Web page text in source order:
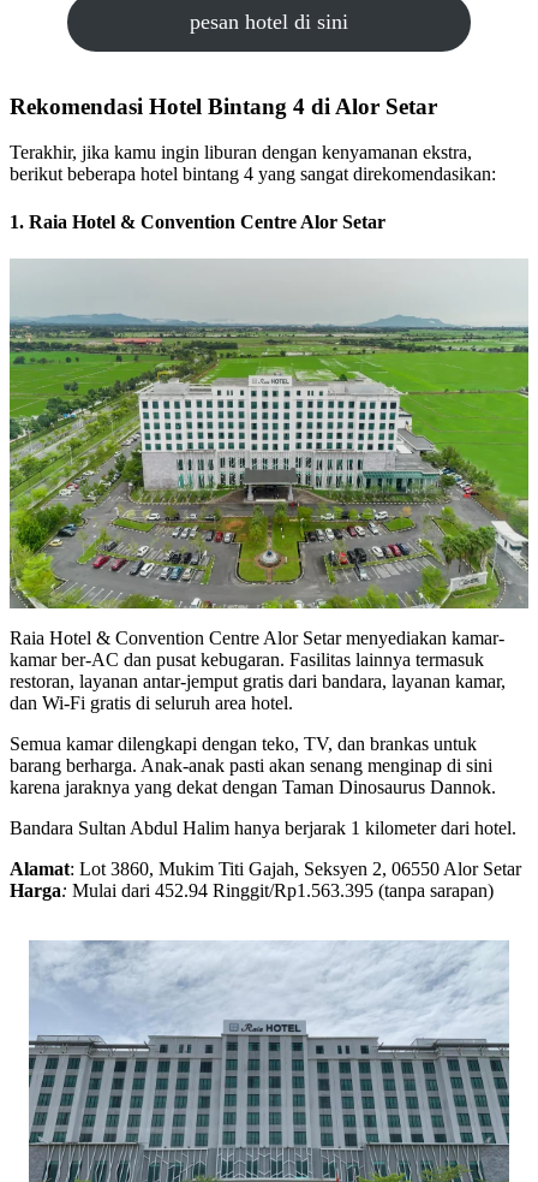
pesan hotel di sini
Rekomendasi Hotel Bintang 4 di Alor Setar
Terakhir, jika kamu ingin liburan dengan kenyamanan ekstra,
berikut beberapa hotel bintang 4 yang sangat direkomendasikan:
1. Raia Hotel & Convention Centre Alor Setar
Raia Hotel & Convention Centre Alor Setar menyediakan kamar-
kamar ber-AC dan pusat kebugaran. Fasilitas lainnya termasuk
restoran, layanan antar-jemput gratis dari bandara, layanan kamar,
dan Wi-Fi gratis di seluruh area hotel.
Semua kamar dilengkapi dengan teko, TV, dan brankas untuk
barang berharga. Anak-anak pasti akan senang menginap di sini
karena jaraknya yang dekat dengan Taman Dinosaurus Dannok.
Bandara Sultan Abdul Halim hanya berjarak 1 kilometer dari hotel.
Alamat: Lot 3860, Mukim Titi Gajah, Seksyen 2, 06550 Alor Setar
Harga: Mulai dari 452.94 Ringgit/Rp1.563.395 (tanpa sarapan)